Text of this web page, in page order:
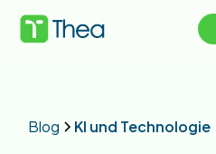
Blog KI und Technologie